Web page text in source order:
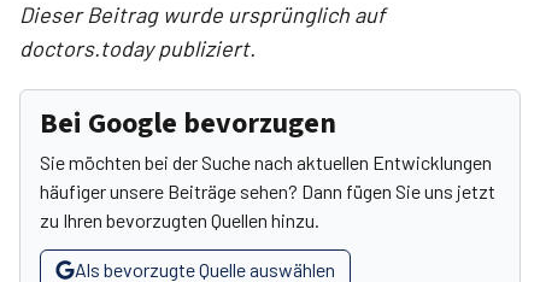
Dieser Beitrag wurde ursprünglich auf
doctors.today publiziert.
Bei Google bevorzugen
Sie möchten bei der Suche nach aktuellen Entwicklungen
häufiger unsere Beiträge sehen? Dann fügen Sie uns jetzt
zu Ihren bevorzugten Quellen hinzu.
Als bevorzugte Quelle auswählen